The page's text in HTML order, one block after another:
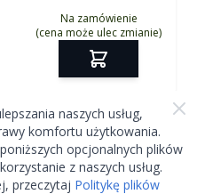
naszych usług,
komfortu użytkowania.
opcjonalnych plików
z naszych usług.
przeczytaj Politykę plików
Na zamówienie
(cena może ulec zmianie)